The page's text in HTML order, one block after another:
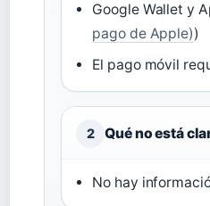
Google Wallet y
pago de Apple))
El pago móvil
2 Qué no está
No hay